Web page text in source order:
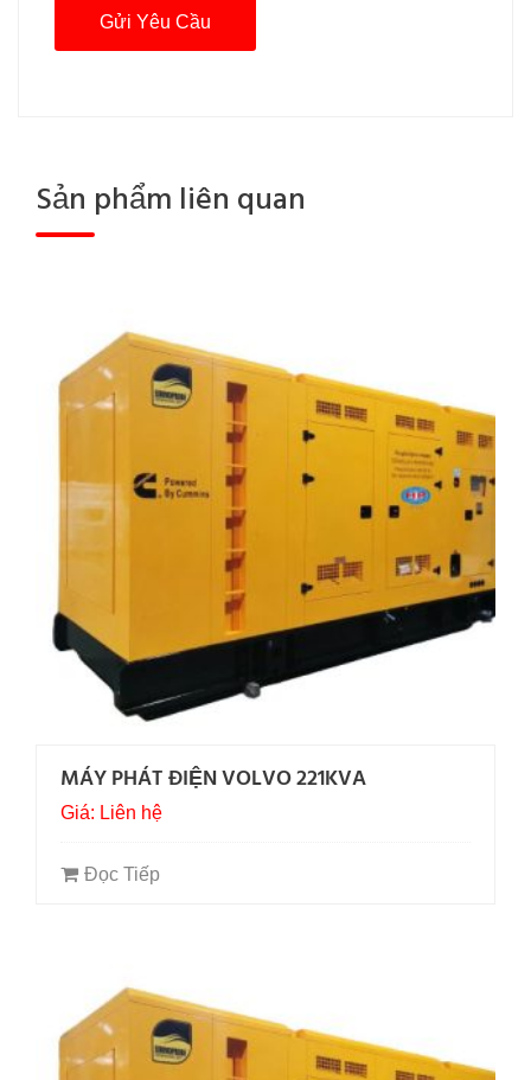
Sản phẩm liên quan
MÁY PHÁT ĐIỆN VOLVO 221KVA
Giá: Liên hệ
Đọc Tiếp